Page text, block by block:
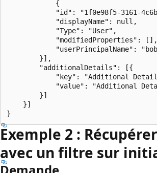
            {
"id": "1f0e98f5-3161-
            "displayName": null,
            "Type": "User",
            "modifiedProperties": [],
"userPrincipalName":
        }],
        "additionalDetails": [{
"key": "Additional
"value": "Additional
        }]
    }]
Exemple 2 :
avec un filtre sur
Demande